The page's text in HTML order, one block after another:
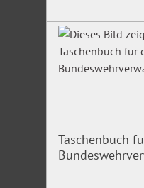
Taschenbuch